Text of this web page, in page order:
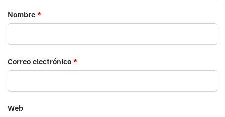
Nombre *
Correo electrónico *
Web